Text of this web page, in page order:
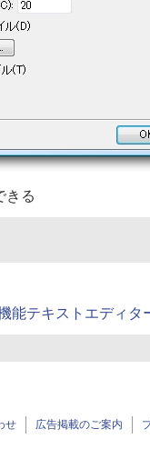
きる
テキストエディタ
せ 広告掲載のご案内